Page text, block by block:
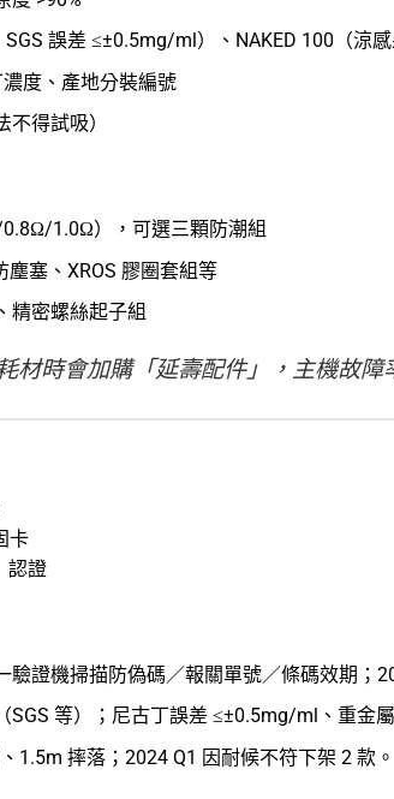
誤差 ≤±0.5mg/ml）、NAKED 100（涼
度、產地分裝編號
不得試吸）
1.0Ω），可選三顆防潮組
塵塞、XROS 膠圈套組等
精密螺絲起子組
材時會加購「延壽配件」，主機故障
卡
認證
驗證機掃描防偽碼／報關單號／條碼效期；
SGS 等）；尼古丁誤差 ≤±0.5mg/ml、重金
1.5m 摔落；2024 Q1 因耐候不符下架 2 款。